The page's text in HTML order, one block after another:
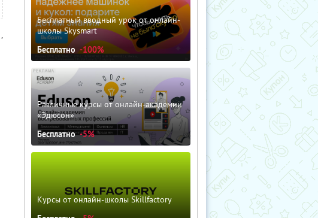
Бесплатный вводный урок от онлайн-
школы Skysmart
Бесплатно -100%
Различные курсы от онлайн-академии
«Эдюсон»
Бесплатно -5%
Курсы от онлайн-школы Skillfactory